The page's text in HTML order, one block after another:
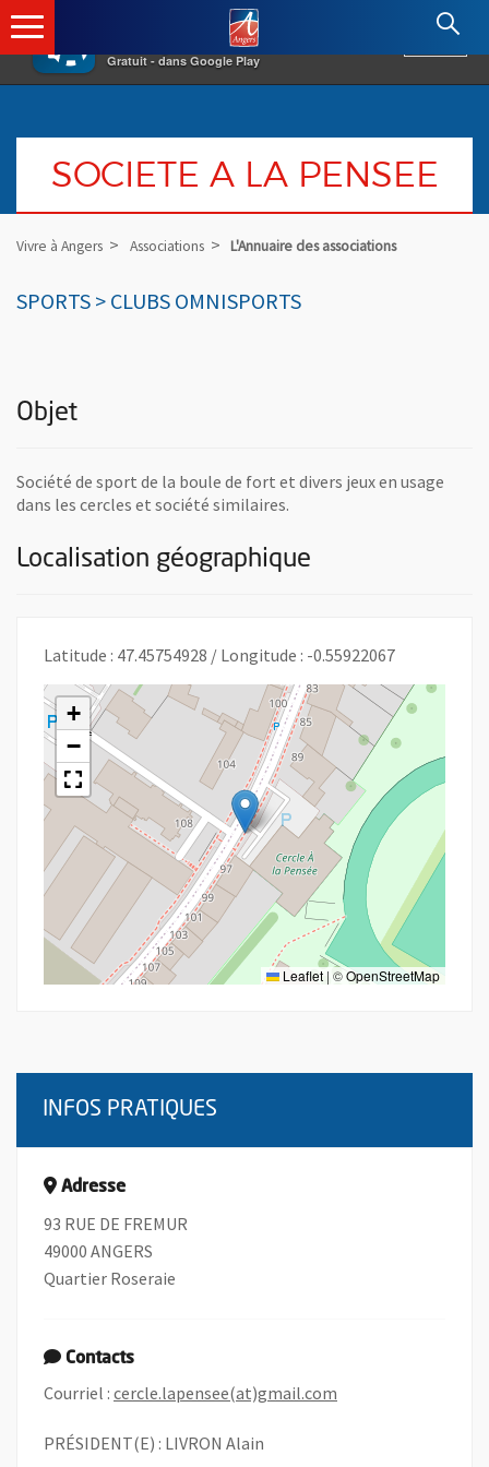
×
Gratuit - dans Google Play
Angers.fr : Retour à l'accueil
SOCIETE A LA PENSEE
Vivre à Angers Associations L'Annuaire des associations
SPORTS > CLUBS OMNISPORTS
Objet
Société de sport de la boule de fort et divers jeux en usage
dans les cercles et société similaires.
Localisation géographique
Latitude : 47.45754928 / Longitude : -0.55922067
+
−
Leaflet | ©OpenStreetMap
INFOS PRATIQUES
Adresse
93 RUE DE FREMUR
49000 ANGERS
Quartier Roseraie
Contacts
Courriel : cercle.lapensee(at)gmail.com
PRÉSIDENT(E) : LIVRON Alain